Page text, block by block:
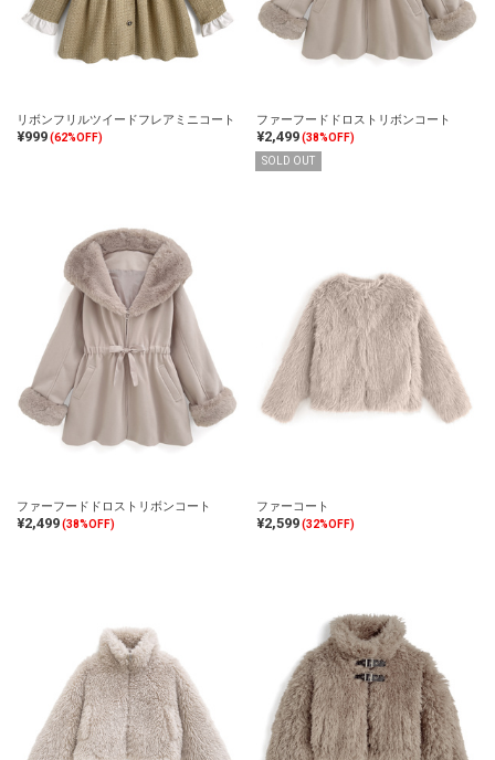
リボンフリルツイードフレアミニコート
¥999(62%OFF)
ファーフードドロストリボンコート
¥2,499(38%OFF)
SOLD OUT
ファーフードドロストリボンコート
¥2,499(38%OFF)
ファーコート
¥2,599(32%OFF)